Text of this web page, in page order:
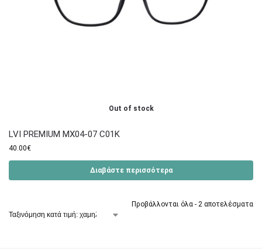
Out of stock
LVI PREMIUM MX04-07 C01K
40.00€
Διαβάστε περισσότερα
Προβάλλονται όλα - 2 αποτελέσματα